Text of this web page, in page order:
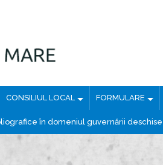
CONSILIUL LOCAL FORMULARE
în domeniul guvernării deschise